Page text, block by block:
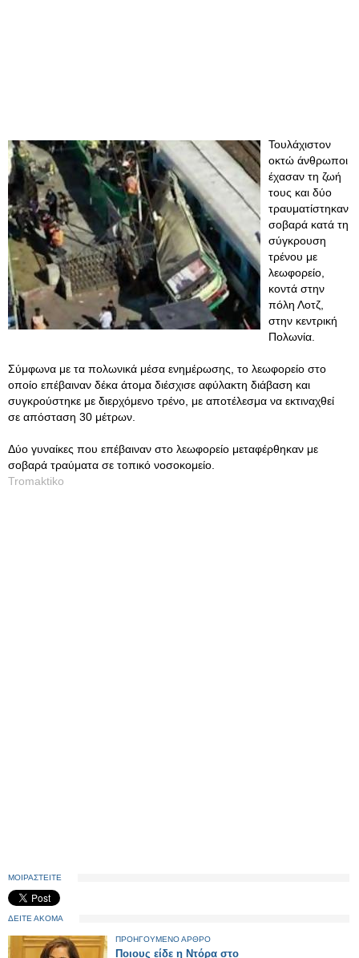
Τουλάχιστον
οκτώ άνθρωποι
έχασαν τη ζωή
τους και δύο
τραυματίστηκαν
σοβαρά κατά τη
σύγκρουση
τρένου με
λεωφορείο,
κοντά στην
πόλη Λοτζ,
στην κεντρική
Πολωνία.
Σύμφωνα με τα πολωνικά μέσα ενημέρωσης, το λεωφορείο στο
οποίο επέβαιναν δέκα άτομα διέσχισε αφύλακτη διάβαση και
συγκρούστηκε με διερχόμενο τρένο, με αποτέλεσμα να εκτιναχθεί
σε απόσταση 30 μέτρων.
Δύο γυναίκες που επέβαιναν στο λεωφορείο μεταφέρθηκαν με
σοβαρά τραύματα σε τοπικό νοσοκομείο.
Tromaktiko
ΜΟΙΡΑΣΤΕΙΤΕ
ΔΕΙΤΕ ΑΚΟΜΑ
ΠΡΟΗΓΟΥΜΕΝΟ ΑΡΘΡΟ
Ποιους είδε η Ντόρα στο